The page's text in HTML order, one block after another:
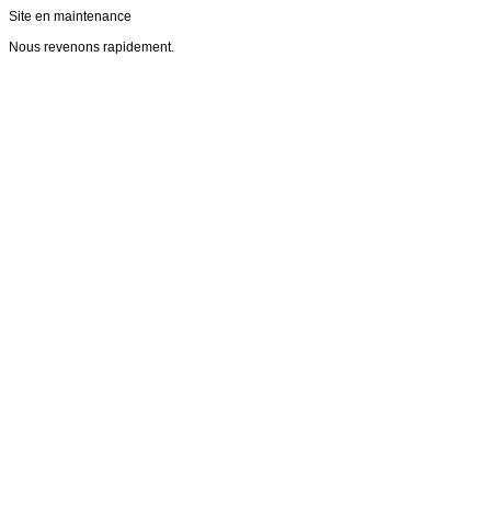
Site en maintenance
Nous revenons rapidement.